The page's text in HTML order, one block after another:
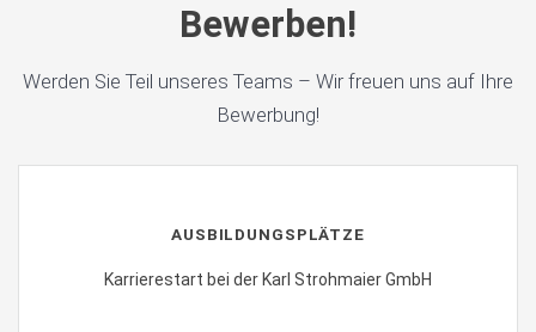
Bewerben!
Werden Sie Teil unseres Teams – Wir freuen uns auf Ihre
Bewerbung!
AUSBILDUNGSPLÄTZE
Karrierestart bei der Karl Strohmaier GmbH